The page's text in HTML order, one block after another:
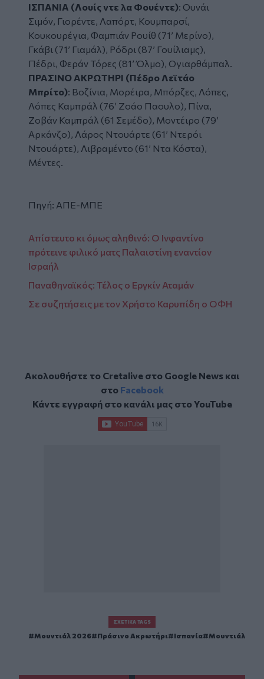
ΙΣΠΑΝΙΑ (Λουίς ντε λα Φουέντε): Ουνάι
Σιμόν, Γιορέντε, Λαπόρτ, Κουμπαρσί,
Κουκουρέγια, Φαμπιάν Ρουίθ (71’ Μερίνο),
Γκάβι (71’ Γιαμάλ), Ρόδρι (87’ Γουίλιαμς),
Πέδρι, Φεράν Τόρες (81’ Όλμο), Ογιαρθάμπαλ.
ΠΡΑΣΙΝΟ ΑΚΡΩΤΗΡΙ (Πέδρο Λεϊτάο
Μπρίτο): Βοζίνια, Μορέιρα, Μπόρζες, Λόπες,
Λόπες Καμπράλ (76’ Ζοάο Παουλο), Πίνα,
Ζοβάν Καμπράλ (61 Σεμέδο), Μοντέιρο (79’
Αρκάνζο), Λάρος Ντουάρτε (61’ Ντερόι
Ντουάρτε), Λιβραμέντο (61’ Ντα Κόστα),
Μέντες.
Πηγή: ΑΠΕ-ΜΠΕ
Απίστευτο κι όμως αληθινό: Ο Ινφαντίνο
πρότεινε φιλικό ματς Παλαιστίνη εναντίον
Ισραήλ
Παναθηναϊκός: Τέλος ο Εργκίν Αταμάν
Σε συζητήσεις με τον Χρήστο Καρυπίδη ο ΟΦΗ
Ακολουθήστε το Cretalive στο Google Newsκαι
στο Facebook
Κάντε εγγραφή στο κανάλι μας στοYouTube
ΣΧΕΤΙΚΆ TAGS
Μουντιάλ 2026 Πράσινο Ακρωτήρι Ισπανία Μουντιάλ